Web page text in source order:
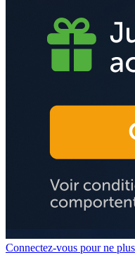
Connectez-vous pour ne